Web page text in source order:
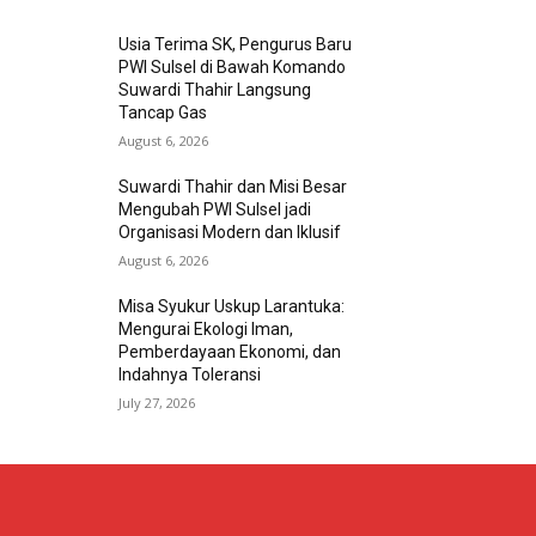
Usia Terima SK, Pengurus Baru
PWI Sulsel di Bawah Komando
Suwardi Thahir Langsung
Tancap Gas
August 6, 2026
Suwardi Thahir dan Misi Besar
Mengubah PWI Sulsel jadi
Organisasi Modern dan Iklusif
August 6, 2026
Misa Syukur Uskup Larantuka:
Mengurai Ekologi Iman,
Pemberdayaan Ekonomi, dan
Indahnya Toleransi
July 27, 2026